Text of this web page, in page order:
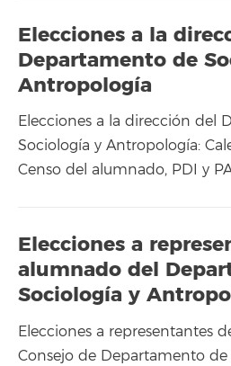
Elecciones a la
Departamento de
Antropología
Elecciones a la dirección del
Sociología y Antropología:
Censo del alumnado, PDI y
Elecciones a
alumnado del
Sociología y
Elecciones a representantes
Consejo de Departamento de